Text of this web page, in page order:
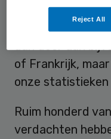
buitenlandse
politie op het
dan door aan
of Frankrijk,
onze statistieken
Ruim honderd
verdachten
Reject All